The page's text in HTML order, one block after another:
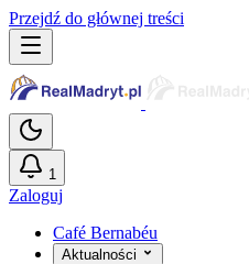
Przejdź do głównej treści
1
Zaloguj
Café Bernabéu
Aktualności